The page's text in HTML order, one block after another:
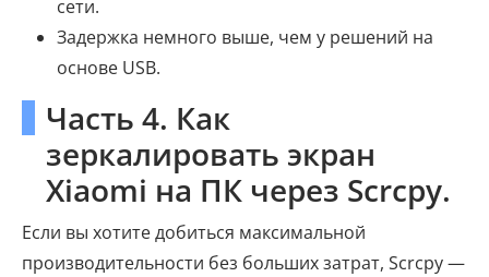
сети.
Задержка немного выше, чем у решений на
основе USB.
Часть 4. Как
зеркалировать экран
Xiaomi на ПК через Scrcpy.
Если вы хотите добиться максимальной
производительности без больших затрат, Scrcpy —